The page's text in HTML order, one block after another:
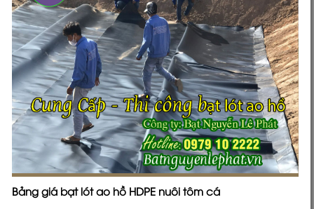
Bảng giá bạt lót ao hồ HDPE nuôi tôm cá